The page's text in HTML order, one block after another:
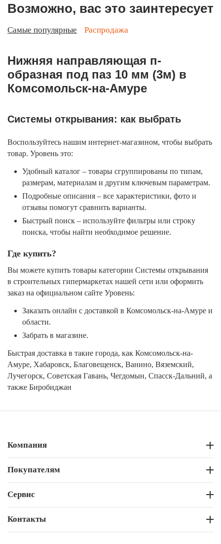
Возможно, вас это заинтересует
Самые популярные Распродажа
Нижняя направляющая п-
образная под паз 10 мм (3м) в
Комсомольск-на-Амуре
Системы открывания: как выбрать
Воспользуйтесь нашим интернет-магазином, чтобы выбрать
товар. Уровень это:
Удобный каталог – товары сгруппированы по типам,
размерам, материалам и другим ключевым параметрам.
Подробные описания – все характеристики, фото и
отзывы помогут сравнить варианты.
Быстрый поиск – используйте фильтры или строку
поиска, чтобы найти необходимое решение.
Где купить?
Вы можете купить товары категории Системы открывания
в строительных гипермаркетах нашей сети или оформить
заказ на официальном сайте Уровень:
Заказать онлайн с доставкой в Комсомольск-на-Амуре и
области.
Забрать в магазине.
Быстрая доставка в такие города, как Комсомольск-на-
Амуре, Хабаровск, Благовещенск, Ванино, Вяземский,
Лучегорск, Советская Гавань, Чегдомын, Спасск-Дальний, а
также Биробиджан
Компания
Покупателям
Сервис
Контакты